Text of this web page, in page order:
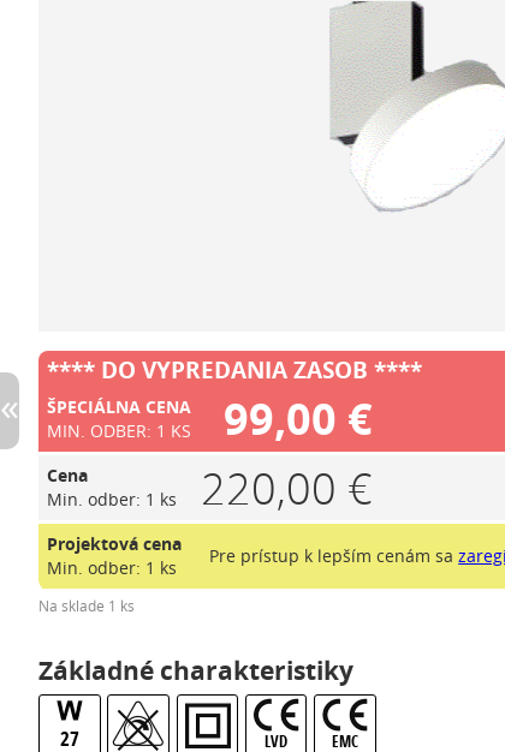
**** DO VYPREDANIA ZASOB ****
ŠPECIÁLNA CENA
MIN. ODBER: 1 KS 99,00 €
Cena
Min. odber: 1 ks 220,00 €
Projektová cena
Min. odber: 1 ks
Pre prístup k lepším cenám sa
Na sklade 1 ks
Základné charakteristiky
27 LVD EMC